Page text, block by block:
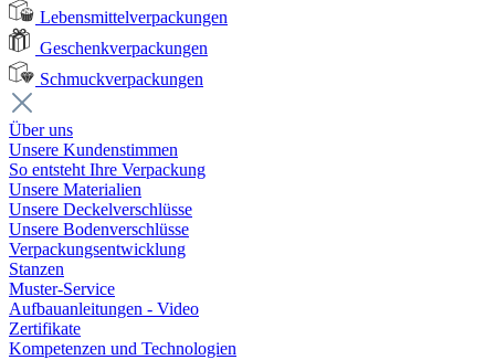
Lebensmittelverpackungen
Geschenkverpackungen
Schmuckverpackungen
Über uns
Unsere Kundenstimmen
So entsteht Ihre Verpackung
Unsere Materialien
Unsere Deckelverschlüsse
Unsere Bodenverschlüsse
Verpackungsentwicklung
Stanzen
Muster-Service
Aufbauanleitungen - Video
Zertifikate
Kompetenzen und Technologien